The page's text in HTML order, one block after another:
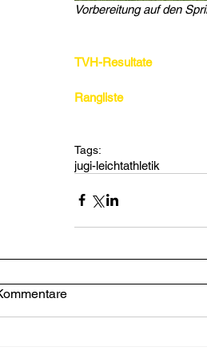
Vorbereitung auf den
TVH-Resultate
Rangliste
Tags:
jugi-leichtathletik